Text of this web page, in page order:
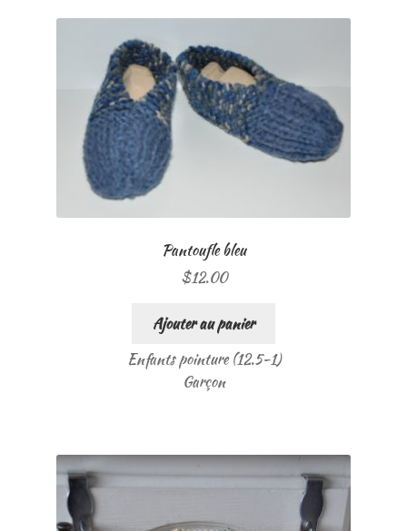
Pantoufle bleu
$12.00
Ajouter au panier
Enfants pointure (12.5-1)
Garçon